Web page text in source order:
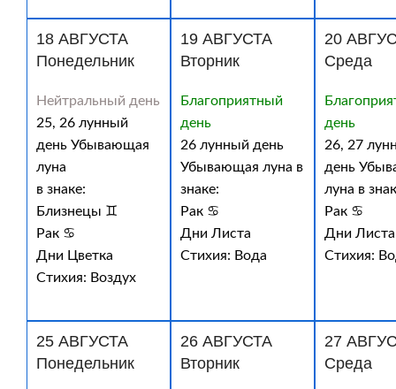
18 АВГУСТА
Понедельник
Нейтральный день
25, 26 лунный
день Убывающая
луна
в знаке:
Близнецы ♊
Рак ♋
Дни Цветка
Стихия: Воздух
19 АВГУСТА
Вторник
Благоприятный
день
26 лунный день
Убывающая луна в
знаке:
Рак ♋
Дни Листа
Стихия: Вода
20
Среда
день
26, 27
день
луна в
Рак ♋
Дни Листа
Стихия:
25 АВГУСТА
Понедельник
26 АВГУСТА
Вторник
27
Среда